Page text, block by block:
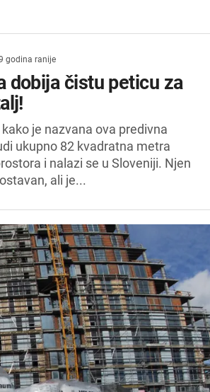
godina ranije
dobija čistu peticu za
kako je nazvana ova predivna
ukupno 82 kvadratna metra
i nalazi se u Sloveniji. Njen
ali je...